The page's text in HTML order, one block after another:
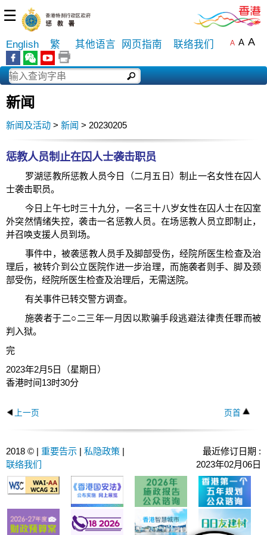
☰
English 繁 其他语言 网页指南 联络我们 A A A
新闻
新闻及活动 > 新闻 > 20230205
惩教人员制止在囚人士袭击职员
罗湖惩教所惩教人员今日（二月五日）制止一名女性在囚人
士袭击职员。
今日上午七时三十九分，一名三十八岁女性在囚人士在囚室
外突然情绪失控，袭击一名惩教人员。在场惩教人员立即制止，
并召唤支援人员到场。
事件中，被袭惩教人员手及脚部受伤，经院所医生检查及治
理后，被转介到公立医院作进一步治理，而施袭者则手、脚及颈
部受伤，经院所医生检查及治理后，无需送院。
有关事件已转交警方调查。
施袭者于二○二三年一月因以欺骗手段逃避法律责任罪而被
判入狱。
完
2023年2月5日（星期日）
香港时间13时30分
上一页 页首
2018 © | 重要告示 | 私隐政策 |
联络我们
最近修订日期 :
2023年02月06日